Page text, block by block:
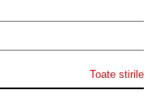
Toate stirile